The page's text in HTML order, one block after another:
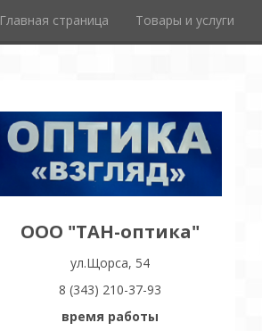
Главная страница Товары и услуги
ООО "ТАН-оптика"
ул.Щорса, 54
8 (343) 210-37-93
время работы